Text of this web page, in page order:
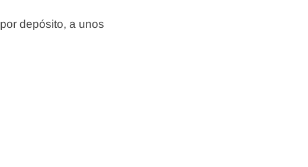
por depósito, a unos